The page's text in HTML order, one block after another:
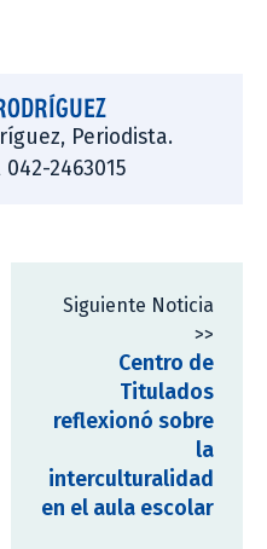
Periodista.
2463015
Siguiente Noticia
>>
Centro de
Titulados
reflexionó sobre
la
interculturalidad
en el aula escolar